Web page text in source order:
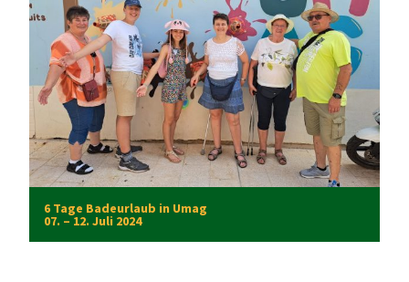
6 Tage Badeurlaub in Umag
07. – 12. Juli 2024